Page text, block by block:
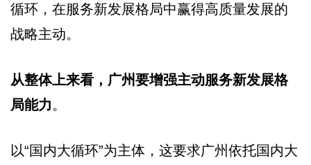
循环，在服务新发展格局中赢得高质量发展的
战略主动。
从整体上来看，广州要增强主动服务新发展格
局能力。
以“国内大循环”为主体，这要求广州依托国内大